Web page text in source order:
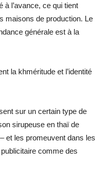
à l’avance, ce qui tient
maisons de production. Le
générale est à la
la khméritude et l’identité
sur un certain type de
sirupeuse en thaï de
et les promeuvent dans les
comme des